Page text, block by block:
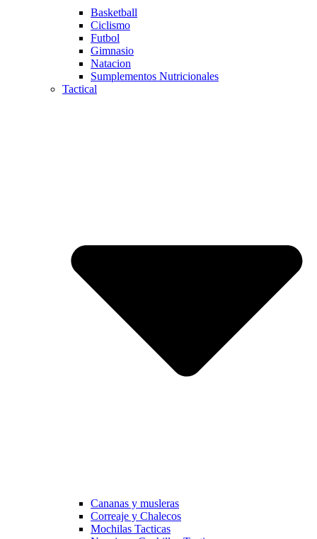
Basketball
Ciclismo
Futbol
Gimnasio
Natacion
Sumplementos Nutricionales
Tactical
Cananas y musleras
Correaje y Chalecos
Mochilas Tacticas